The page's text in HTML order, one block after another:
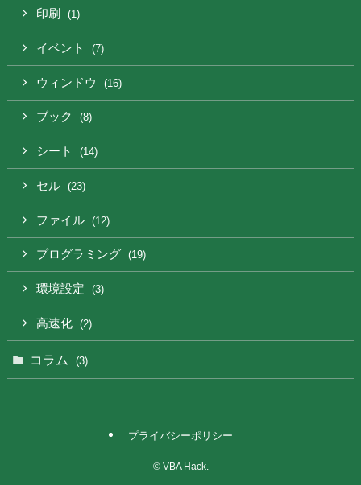
印刷 (1)
イベント (7)
ウィンドウ (16)
ブック (8)
シート (14)
セル (23)
ファイル (12)
プログラミング (19)
環境設定 (3)
高速化 (2)
コラム (3)
プライバシーポリシー
©VBA Hack.